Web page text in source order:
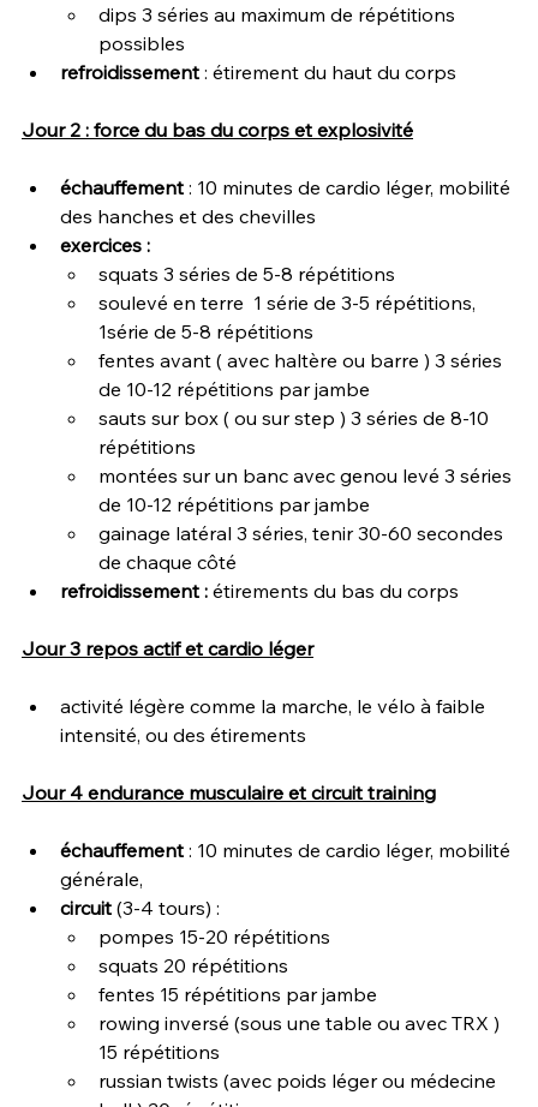
dips 3 séries au maximum de répétitions
possibles
refroidissement : étirement du haut du corps
Jour 2 : force du bas du corps et explosivité
échauffement : 10 minutes de cardio léger, mobilité
des hanches et des chevilles
exercices :
squats 3 séries de 5-8 répétitions
soulevé en terre  1 série de 3-5 répétitions,
1série de 5-8 répétitions
fentes avant ( avec haltère ou barre ) 3 séries
de 10-12 répétitions par jambe
sauts sur box ( ou sur step ) 3 séries de 8-10
répétitions
montées sur un banc avec genou levé 3 séries
de 10-12 répétitions par jambe
gainage latéral 3 séries, tenir 30-60 secondes
de chaque côté
refroidissement : étirements du bas du corps
Jour 3 repos actif et cardio léger
activité légère comme la marche, le vélo à faible
intensité, ou des étirements
Jour 4 endurance musculaire et circuit training
échauffement : 10 minutes de cardio léger, mobilité
générale,
circuit (3-4 tours) :
pompes 15-20 répétitions
squats 20 répétitions
fentes 15 répétitions par jambe
rowing inversé (sous une table ou avec TRX )
15 répétitions
russian twists (avec poids léger ou médecine